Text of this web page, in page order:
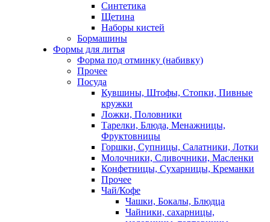
Синтетика
Щетина
Наборы кистей
Бормашины
Формы для литья
Форма под отминку (набивку)
Прочее
Посуда
Кувшины, Штофы, Стопки, Пивные
кружки
Ложки, Половники
Тарелки, Блюда, Менажницы,
Фруктовницы
Горшки, Супницы, Салатники, Лотки
Молочники, Сливочники, Масленки
Конфетницы, Сухарницы, Креманки
Прочее
Чай/Кофе
Чашки, Бокалы, Блюдца
Чайники, сахарницы,